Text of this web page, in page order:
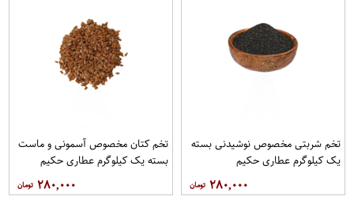
تخم شربتی مخصوص نوشیدنی بسته
یک کیلوگرم عطاری حکیم
۲۸۰,۰۰۰
تخم کتان مخصوص آسمونی و ماست
بسته یک کیلوگرم عطاری حکیم
۲۸۰,۰۰۰